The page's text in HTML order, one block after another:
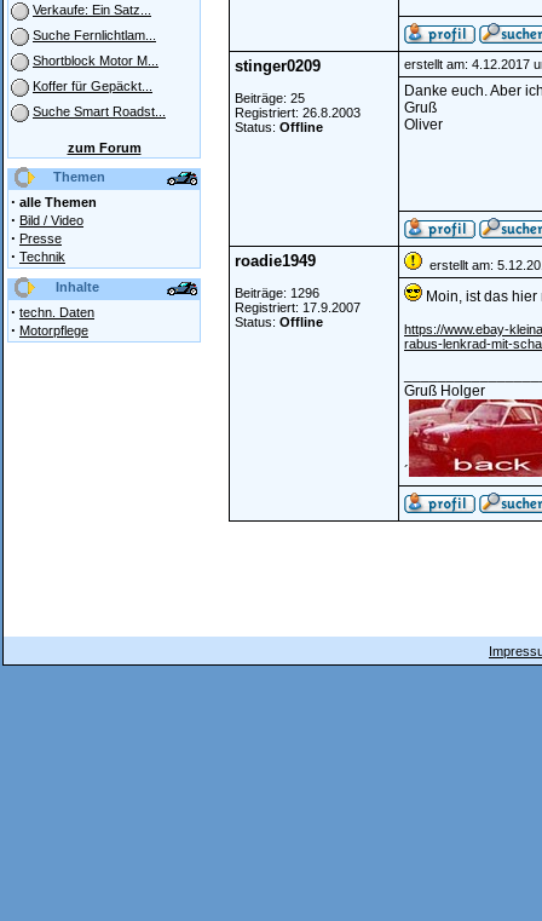
Verkaufe: Ein Satz...
Suche Fernlichtlam...
Shortblock Motor M...
Koffer für Gepäckt...
Suche Smart Roadst...
zum Forum
Themen
· alle Themen
· Bild / Video
· Presse
· Technik
Inhalte
· techn. Daten
· Motorpflege
stinger0209
Beiträge: 25
Registriert: 26.8.2003
Status: Offline
erstellt am: 4.12.2017
Danke euch. Aber
Gruß
Oliver
roadie1949
Beiträge: 1296
Registriert: 17.9.2007
Status: Offline
erstellt am:
Moin, ist das
https://www.ebay-
rabus-lenkrad-mit-
Gruß Holger
´